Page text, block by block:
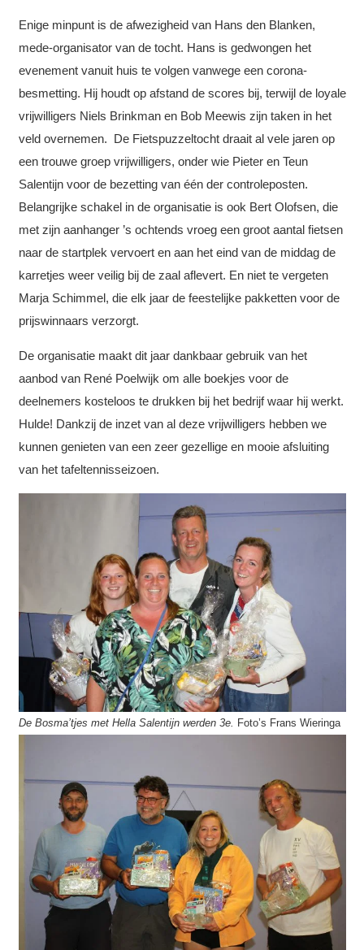
Enige minpunt is de afwezigheid van Hans den Blanken,
mede-organisator van de tocht. Hans is gedwongen het
evenement vanuit huis te volgen vanwege een corona-
besmetting. Hij houdt op afstand de scores bij, terwijl de loyale
vrijwilligers Niels Brinkman en Bob Meewis zijn taken in het
veld overnemen. De Fietspuzzeltocht draait al vele jaren op
een trouwe groep vrijwilligers, onder wie Pieter en Teun
Salentijn voor de bezetting van één der controleposten.
Belangrijke schakel in de organisatie is ook Bert Olofsen, die
met zijn aanhanger ’s ochtends vroeg een groot aantal fietsen
naar de startplek vervoert en aan het eind van de middag de
karretjes weer veilig bij de zaal aflevert. En niet te vergeten
Marja Schimmel, die elk jaar de feestelijke pakketten voor de
prijswinnaars verzorgt.
De organisatie maakt dit jaar dankbaar gebruik van het
aanbod van René Poelwijk om alle boekjes voor de
deelnemers kosteloos te drukken bij het bedrijf waar hij werkt.
Hulde! Dankzij de inzet van al deze vrijwilligers hebben we
kunnen genieten van een zeer gezellige en mooie afsluiting
van het tafeltennisseizoen.
De Bosma’tjes met Hella Salentijn werden 3e. Foto’s Frans Wieringa